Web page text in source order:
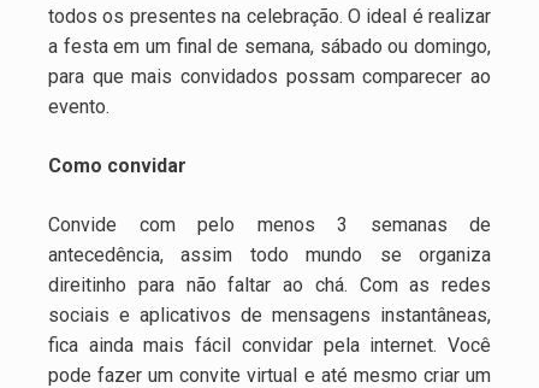
todos os presentes na celebração. O ideal é realizar
a festa em um final de semana, sábado ou domingo,
para que mais convidados possam comparecer ao
evento.
Como convidar
Convide com pelo menos 3 semanas de
antecedência, assim todo mundo se organiza
direitinho para não faltar ao chá. Com as redes
sociais e aplicativos de mensagens instantâneas,
fica ainda mais fácil convidar pela internet. Você
pode fazer um convite virtual e até mesmo criar um